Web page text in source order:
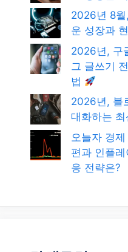
카테고리
카테고리